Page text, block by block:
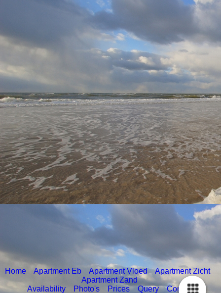
Home Apartment Eb Apartment Vloed
Apartment Zicht
Apartment Zand
Availability
Photo's Prices Query Contact